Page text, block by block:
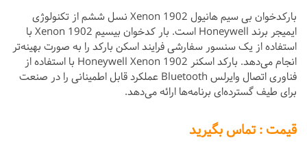
بارکدخوان بی سیم هانیول Xenon 1902 نسل ششم از تکنولوژی
ایمیجر برند Honeywell است. بار کدخوان بیسیم Xenon 1902 با
استفاده از یک سنسور سفارشی فرایند اسکن بارکد را به صورت بهینه‌تر
انجام می‌دهد. بارکد اسکنر Honeywell Xenon 1902 با استفاده از
فناوری اتصال وایرلس Bluetooth عملکرد قابل اطمینانی را در صنعت
برای طیف گسترده‌ای برنامه‌ها ارائه می‌دهد.
قیمت : تماس بگیرید